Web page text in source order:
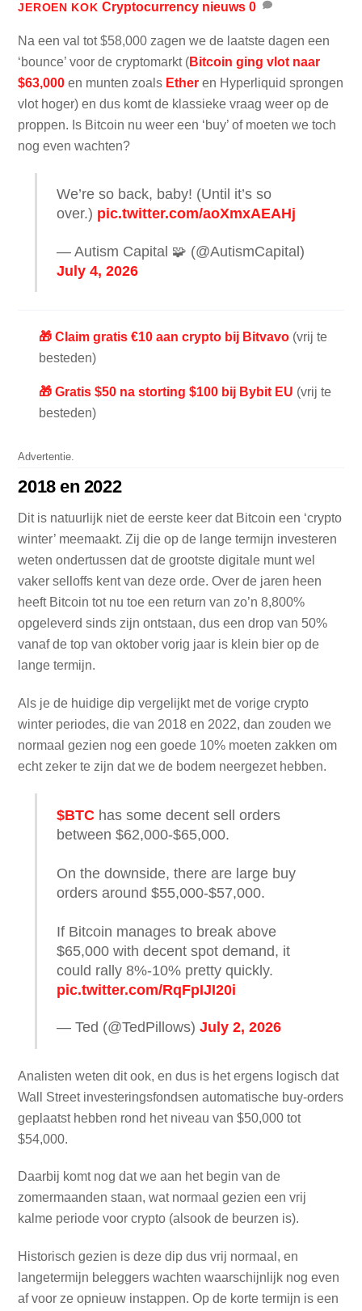
JEROEN KOK Cryptocurrency nieuws 0
Na een val tot $58,000 zagen we de laatste dagen een
‘bounce’ voor de cryptomarkt (Bitcoin ging vlot naar
$63,000 en munten zoals Ether en Hyperliquid sprongen
vlot hoger) en dus komt de klassieke vraag weer op de
proppen. Is Bitcoin nu weer een ‘buy’ of moeten we toch
nog even wachten?
We’re so back, baby! (Until it’s so
over.) pic.twitter.com/aoXmxAEAHj
— Autism Capital 🧩 (@AutismCapital)
July 4, 2026
🎁 Claim gratis €10 aan crypto bij Bitvavo (vrij te
besteden)
🎁 Gratis $50 na storting $100 bij Bybit EU (vrij te
besteden)
Advertentie.
2018 en 2022
Dit is natuurlijk niet de eerste keer dat Bitcoin een ‘crypto
winter’ meemaakt. Zij die op de lange termijn investeren
weten ondertussen dat de grootste digitale munt wel
vaker selloffs kent van deze orde. Over de jaren heen
heeft Bitcoin tot nu toe een return van zo’n 8,800%
opgeleverd sinds zijn ontstaan, dus een drop van 50%
vanaf de top van oktober vorig jaar is klein bier op de
lange termijn.
Als je de huidige dip vergelijkt met de vorige crypto
winter periodes, die van 2018 en 2022, dan zouden we
normaal gezien nog een goede 10% moeten zakken om
echt zeker te zijn dat we de bodem neergezet hebben.
$BTC has some decent sell orders
between $62,000-$65,000.
On the downside, there are large buy
orders around $55,000-$57,000.
If Bitcoin manages to break above
$65,000 with decent spot demand, it
could rally 8%-10% pretty quickly.
pic.twitter.com/RqFpIJI20i
— Ted (@TedPillows)July 2, 2026
Analisten weten dit ook, en dus is het ergens logisch dat
Wall Street investeringsfondsen automatische buy-orders
geplaatst hebben rond het niveau van $50,000 tot
$54,000.
Daarbij komt nog dat we aan het begin van de
zomermaanden staan, wat normaal gezien een vrij
kalme periode voor crypto (alsook de beurzen is).
Historisch gezien is deze dip dus vrij normaal, en
langetermijn beleggers wachten waarschijnlijk nog even
af voor ze opnieuw instappen. Op de korte termijn is een